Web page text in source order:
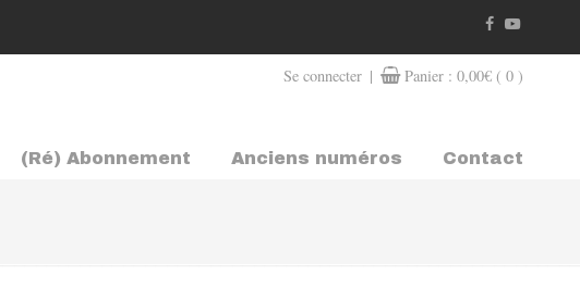
Se connecter | Panier : 0,00€ ( 0 )
(Ré) Abonnement Anciens numéros Contact